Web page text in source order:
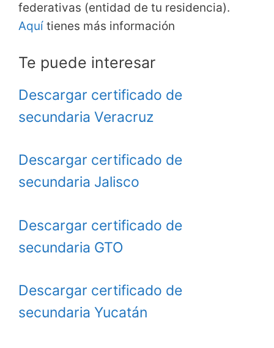
federativas (entidad de tu residencia).
Aquí tienes más información
Te puede interesar
Descargar certificado de
secundaria Veracruz
Descargar certificado de
secundaria Jalisco
Descargar certificado de
secundaria GTO
Descargar certificado de
secundaria Yucatán